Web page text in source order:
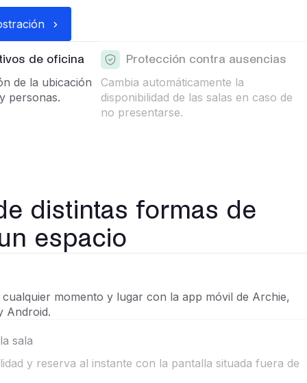
de oficina
de la ubicación
personas.
Protección contra ausencias
Cambia automáticamente la
disponibilidad de las salas en caso de
no presentarse.
distintas formas de
espacio
cualquier momento y lugar con la app móvil de Archie,
Android.
sala
y reserva al instante con la pantalla situada fuera de